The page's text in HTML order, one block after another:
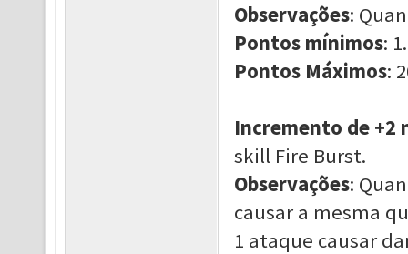
Observações:
Pontos mínimos: 1.
Pontos Máximos:
Incremento de +2
skill Fire Burst.
Observações:
causar a mesma
1 ataque causar